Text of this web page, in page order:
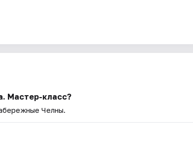
Мастер-класс?
Челны.